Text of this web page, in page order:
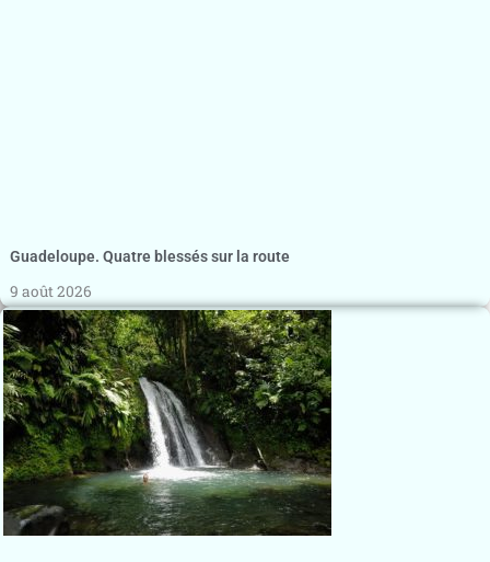
Guadeloupe. Quatre blessés sur la route
9 août 2026